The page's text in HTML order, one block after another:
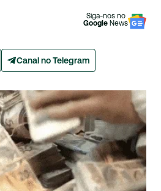
Siga-nos no
Google News
Canal no Telegram